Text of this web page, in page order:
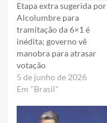
Etapa extra sugerida por
Alcolumbre para
tramitação da 6×1 é
inédita; governo vê
manobra para atrasar
votação
5 de junho de 2026
Em "Brasil"